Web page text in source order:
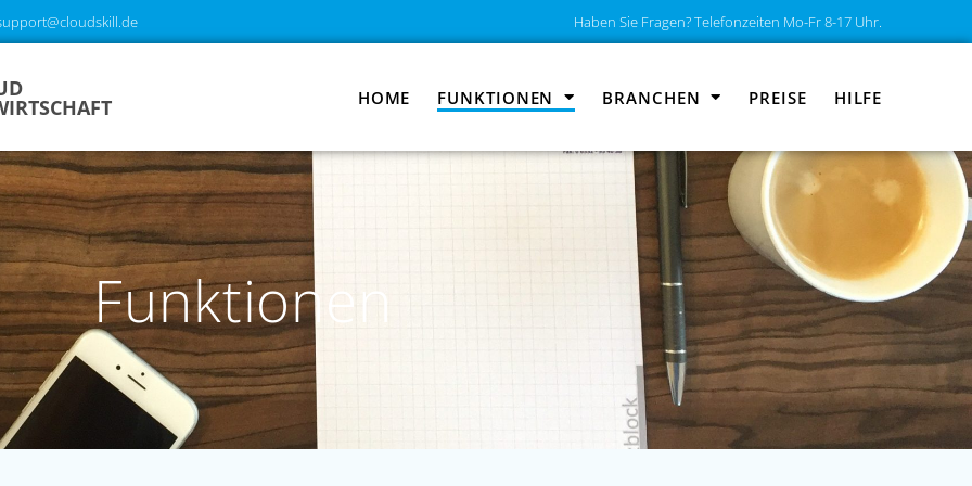
Haben Sie Fragen? Telefonzeiten Mo-Fr 8-17 Uhr.
HOME FUNKTIONEN BRANCHEN PREISE HILFE
Funktionen